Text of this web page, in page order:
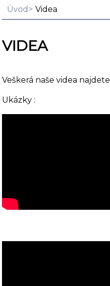
Úvod Videa
VIDEA
Veškerá naše videa najdete
Ukázky :